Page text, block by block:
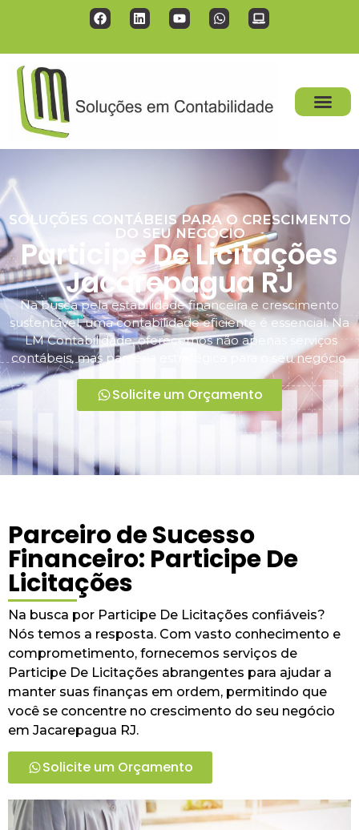
SOLUÇÕES CONTÁBEIS PARA O CRESCIMENTO
DO SEU NEGÓCIO
Participe De Licitações
Jacarepagua RJ
Na busca pela estabilidade financeira e crescimento
sustentável, uma contabilidade eficiente é essencial. Na
LM Contabilidade, oferecemos não apenas serviços
contábeis, mas parceria estratégica para o seu negócio.
Solicite um Orçamento
Parceiro de Sucesso
Financeiro: Participe De
Licitações
Na busca por Participe De Licitações confiáveis?
Nós temos a resposta. Com vasto conhecimento e
comprometimento, fornecemos serviços de
Participe De Licitações abrangentes para ajudar a
manter suas finanças em ordem, permitindo que
você se concentre no crescimento do seu negócio
em Jacarepagua RJ.
Solicite um Orçamento